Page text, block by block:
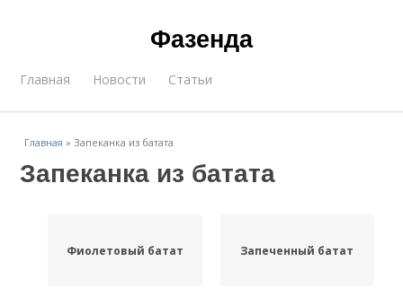
Фазенда
Главная Новости Статьи
Главная »Запеканка из батата
Запеканка из батата
Фиолетовый батат Запеченный батат